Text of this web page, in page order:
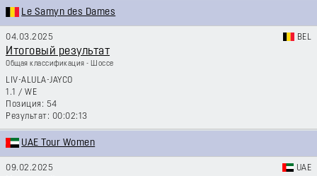
Le Samyn des Dames
04.03.2025 BEL
Итоговый результат
Общая классификация - Шоссе
LIV-ALULA-JAYCO
1.1 / WE
54
00:02:13
UAE Tour Women
09.02.2025 UAE